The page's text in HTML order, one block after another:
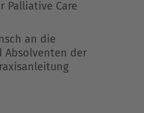
Palliative Care
an die
Absolventen der